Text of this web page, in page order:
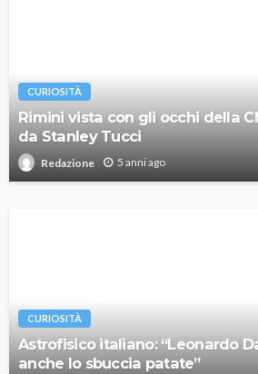
CURIOSITÀ
Rimini vista con gli occhi della
da Stanley Tucci
Redazione 5 anni ago
CURIOSITÀ
Astrofisico italiano: “Leonardo
anche lo sbuccia patate”